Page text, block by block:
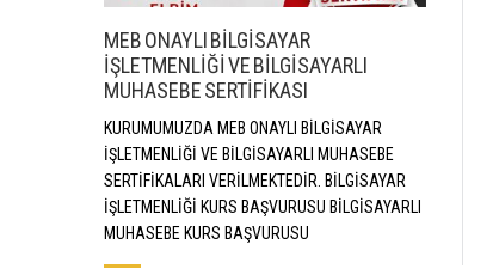
MEB ONAYLI BİLGİSAYAR
İŞLETMENLİĞİ VE BİLGİSAYARLI
MUHASEBE SERTİFİKASI
KURUMUMUZDA MEB ONAYLI BİLGİSAYAR
İŞLETMENLİĞİ VE BİLGİSAYARLI MUHASEBE
SERTİFİKALARI VERİLMEKTEDİR. BİLGİSAYAR
İŞLETMENLİĞİ KURS BAŞVURUSU BİLGİSAYARLI
MUHASEBE KURS BAŞVURUSU